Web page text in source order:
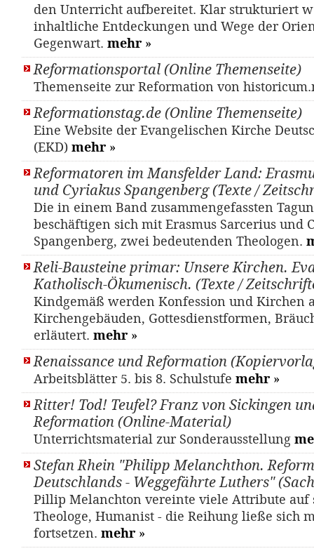
den Unterricht aufbereitet. Klar strukturiert
inhaltliche Entdeckungen und Wege der
Gegenwart. mehr »
Reformationsportal (Online Themenseite)
Themenseite zur Reformation von
Reformationstag.de (Online Themenseite)
Eine Website der Evangelischen Kirche
(EKD) mehr »
Reformatoren im Mansfelder Land:
und Cyriakus Spangenberg (Texte /
Die in einem Band zusammengefassten
beschäftigen sich mit Erasmus Sarcerius und
Spangenberg, zwei bedeutenden Theologen.
Reli-Bausteine primar: Unsere Kirchen.
Katholisch-Ökumenisch. (Texte /
Kindgemäß werden Konfession und Kirchen
Kirchengebäuden, Gottesdienstformen,
erläutert. mehr »
Renaissance und Reformation
Arbeitsblätter 5. bis 8. Schulstufe mehr »
Ritter! Tod! Teufel? Franz von Sickingen
Reformation (Online-Material)
Unterrichtsmaterial zur Sonderausstellung
Stefan Rhein "Philipp Melanchthon.
Deutschlands - Weggefährte Luthers"
Pillip Melanchton vereinte viele Attribute auf
Theologe, Humanist - die Reihung ließe sich
fortsetzen. mehr »